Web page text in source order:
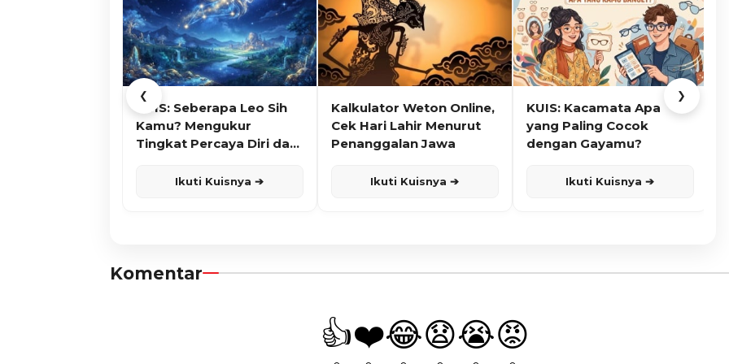
❮
KUIS: Seberapa Leo Sih
Kamu? Mengukur
Tingkat Percaya Diri dan
Ikuti Kuisnya ➔
Kalkulator Weton Online,
Cek Hari Lahir Menurut
Penanggalan Jawa
Ikuti Kuisnya ➔
KUIS: Kacamata Apa
yang Paling Cocok
dengan Gayamu?
Ikuti Kuisnya ➔
❯
Komentar
👍❤️😂😧😭😡